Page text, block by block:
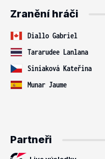
Zranění hráči
Diallo Gabriel
Tararudee Lanlana
Siniaková Kateřina
Munar Jaume
Partneři